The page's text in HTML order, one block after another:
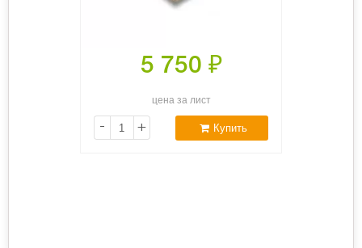
5 750 ₽
цена за лист
- + Купить